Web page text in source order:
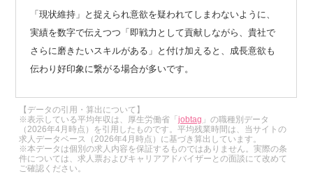
「現状維持」と捉えられ意欲を疑われてしまわないように、
実績を数字で伝えつつ「即戦力として貢献しながら、貴社で
さらに磨きたいスキルがある」と付け加えると、成長意欲も
伝わり好印象に繋がる場合が多いです。
【データの引用・算出について】
※表示している平均年収は、厚生労働省「jobtag 」の職種別データ
（2026年4月時点）を引用したものです。平均残業時間は、当サイトの
求人データベース（2026年4月時点）に基づき算出しています。
※本データは個別の求人内容を保証するものではありません。実際の条
件については、求人票およびキャリアアドバイザーとの面談にて改めて
ご確認ください。